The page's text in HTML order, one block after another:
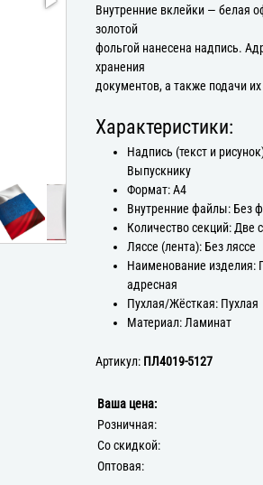
Внутренние вклейки — белая
золотой
фольгой нанесена надпись.
хранения
документов, а также подачи
Характеристики:
Надпись (текст и
Выпускнику
Формат: А4
Внутренние файлы: Без
Количество секций: Две
Ляссе (лента): Без ляссе
Наименование изделия:
адресная
Пухлая/Жёсткая: Пухлая
Материал: Ламинат
Артикул: ПЛ4019-5127
Ваша цена:
Розничная:
Со скидкой:
Оптовая: